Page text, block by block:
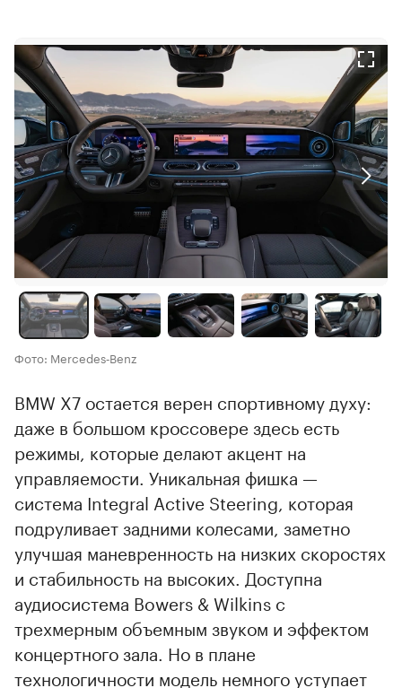
Фото: Mercedes‑Benz
BMW X7 остается верен спортивному духу:
даже в большом кроссовере здесь есть
режимы, которые делают акцент на
управляемости. Уникальная фишка —
система Integral Active Steering, которая
подруливает задними колесами, заметно
улучшая маневренность на низких скоростях
и стабильность на высоких. Доступна
аудиосистема Bowers & Wilkins с
трехмерным объемным звуком и эффектом
концертного зала. Но в плане
технологичности модель немного уступает